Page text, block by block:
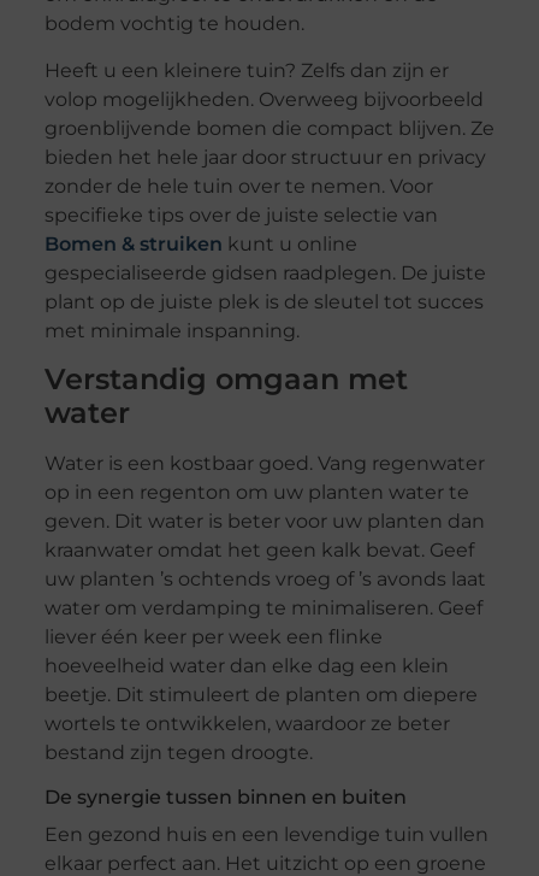
bodem vochtig te houden.
Heeft u een kleinere tuin? Zelfs dan zijn er
volop mogelijkheden. Overweeg bijvoorbeeld
groenblijvende bomen die compact blijven. Ze
bieden het hele jaar door structuur en privacy
zonder de hele tuin over te nemen. Voor
specifieke tips over de juiste selectie van
Bomen & struiken kunt u online
gespecialiseerde gidsen raadplegen. De juiste
plant op de juiste plek is de sleutel tot succes
met minimale inspanning.
Verstandig omgaan met
water
Water is een kostbaar goed. Vang regenwater
op in een regenton om uw planten water te
geven. Dit water is beter voor uw planten dan
kraanwater omdat het geen kalk bevat. Geef
uw planten ’s ochtends vroeg of ’s avonds laat
water om verdamping te minimaliseren. Geef
liever één keer per week een flinke
hoeveelheid water dan elke dag een klein
beetje. Dit stimuleert de planten om diepere
wortels te ontwikkelen, waardoor ze beter
bestand zijn tegen droogte.
De synergie tussen binnen en buiten
Een gezond huis en een levendige tuin vullen
elkaar perfect aan. Het uitzicht op een groene